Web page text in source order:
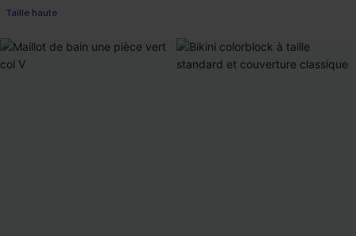
Taille haute